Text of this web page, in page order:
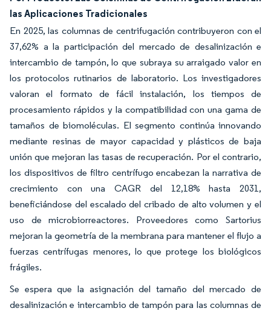
las Aplicaciones Tradicionales
En 2025, las columnas de centrifugación contribuyeron con el
37,62% a la participación del mercado de desalinización e
intercambio de tampón, lo que subraya su arraigado valor en
los protocolos rutinarios de laboratorio. Los investigadores
valoran el formato de fácil instalación, los tiempos de
procesamiento rápidos y la compatibilidad con una gama de
tamaños de biomoléculas. El segmento continúa innovando
mediante resinas de mayor capacidad y plásticos de baja
unión que mejoran las tasas de recuperación. Por el contrario,
los dispositivos de filtro centrífugo encabezan la narrativa de
crecimiento con una CAGR del 12,18% hasta 2031,
beneficiándose del escalado del cribado de alto volumen y el
uso de microbiorreactores. Proveedores como Sartorius
mejoran la geometría de la membrana para mantener el flujo a
fuerzas centrífugas menores, lo que protege los biológicos
frágiles.
Se espera que la asignación del tamaño del mercado de
desalinización e intercambio de tampón para las columnas de